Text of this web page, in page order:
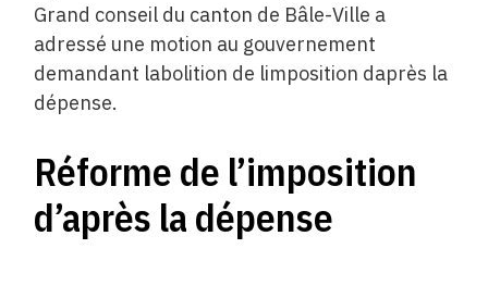
Grand conseil du canton de Bâle-Ville a
adressé une motion au gouvernement
demandant labolition de limposition daprès la
dépense.
Réforme de l’imposition
d’après la dépense